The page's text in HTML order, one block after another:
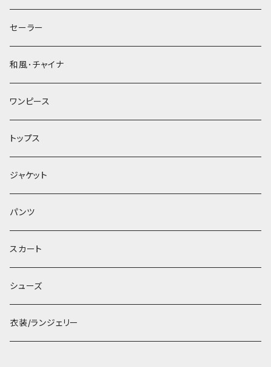
セーラー
和風･チャイナ
ワンピース
トップス
ジャケット
パンツ
スカート
シューズ
衣装/ランジェリー